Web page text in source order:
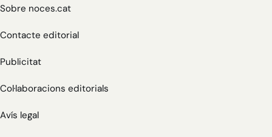
Sobre noces.cat
Contacte editorial
Publicitat
Col·laboracions editorials
Avís legal